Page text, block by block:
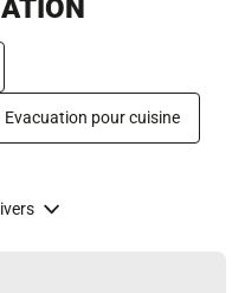
Evacuation pour cuisine